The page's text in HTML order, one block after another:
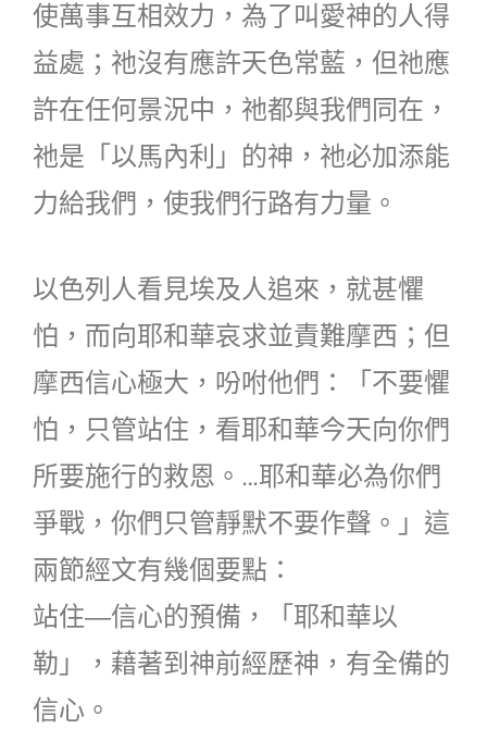
使萬事互相效力，為了叫愛神的人得
益處；祂沒有應許天色常藍，但祂應
許在任何景況中，祂都與我們同在，
祂是「以馬內利」的神，祂必加添能
力給我們，使我們行路有力量。
以色列人看見埃及人追來，就甚懼
怕，而向耶和華哀求並責難摩西；但
摩西信心極大，吩咐他們：「不要懼
怕，只管站住，看耶和華今天向你們
所要施行的救恩。…耶和華必為你們
爭戰，你們只管靜默不要作聲。」這
兩節經文有幾個要點：
站住―信心的預備，「耶和華以
勒」，藉著到神前經歷神，有全備的
信心。